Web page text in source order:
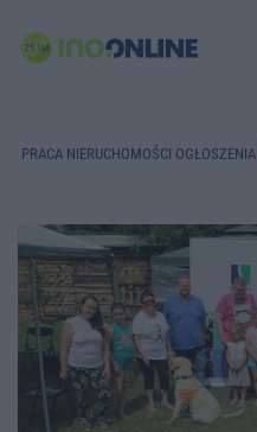
PRACA NIERUCHOMOŚCI OGŁOSZENIA